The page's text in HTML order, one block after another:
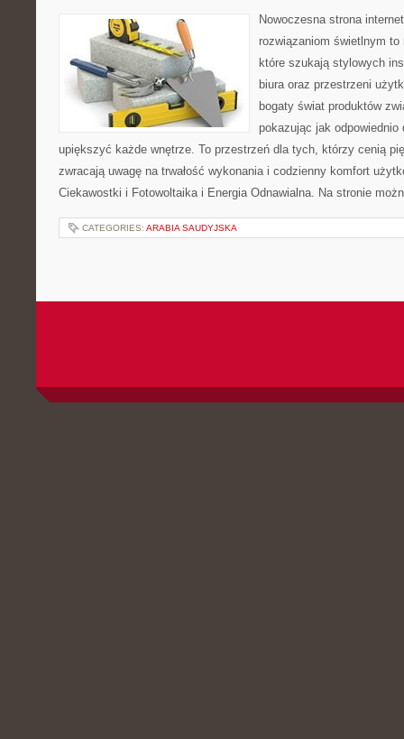
Nowoczesna strona
rozwiązaniom świetlnym
które szukają stylowych
biura oraz przestrzeni
bogaty świat produktów
pokazując jak odpowiednio
upiększyć każde wnętrze. To przestrzeń dla tych, którzy cenią
zwracają uwagę na trwałość wykonania i codzienny komfort
Ciekawostki i Fotowoltaika i Energia Odnawialna. Na stronie
CATEGORIES: ARABIA SAUDYJSKA